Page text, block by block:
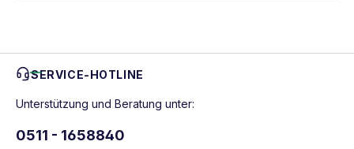
SERVICE-HOTLINE
Unterstützung und Beratung unter:
0511 - 1658840